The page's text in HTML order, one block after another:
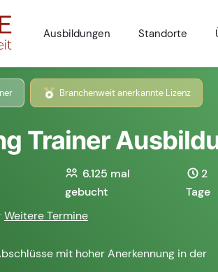
Ausbildungen Standorte
Branchenweit anerkannte Lizenz
Trainer
6.125 mal
gebucht
2
Tage
Weitere Termine
mit hoher Anerkennung in der